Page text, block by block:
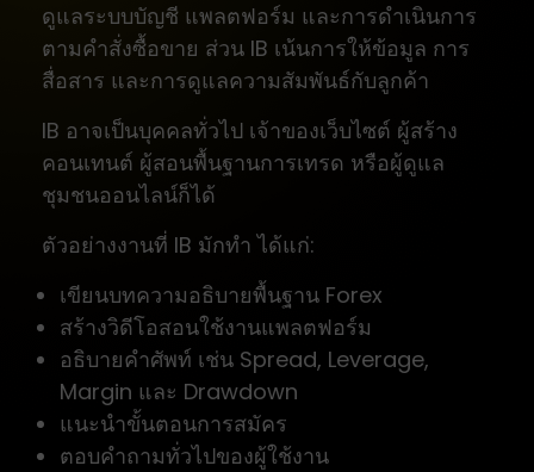
ดูแลระบบบัญชี แพลตฟอร์ม และการดำเนินการ
ตามคำสั่งซื้อขาย ส่วน IB เน้นการให้ข้อมูล การ
สื่อสาร และการดูแลความสัมพันธ์กับลูกค้า
IB อาจเป็นบุคคลทั่วไป เจ้าของเว็บไซต์ ผู้สร้าง
คอนเทนต์ ผู้สอนพื้นฐานการเทรด หรือผู้ดูแล
ชุมชนออนไลน์ก็ได้
ตัวอย่างงานที่ IB มักทำ ได้แก่:
เขียนบทความอธิบายพื้นฐาน Forex
สร้างวิดีโอสอนใช้งานแพลตฟอร์ม
อธิบายคำศัพท์ เช่น Spread, Leverage,
Margin และ Drawdown
แนะนำขั้นตอนการสมัคร
ตอบคำถามทั่วไปของผู้ใช้งาน